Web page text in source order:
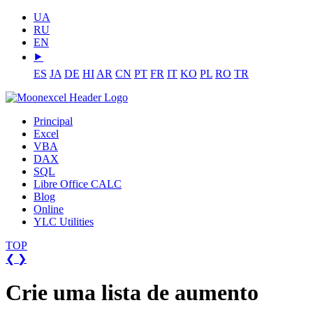
UA
RU
EN
⯈
ES JA DE HI AR CN PT FR IT KO PL RO TR
Principal
Excel
VBA
DAX
SQL
Libre Office CALC
Blog
Online
YLC Utilities
TOP
❮ ❯
Crie uma lista de aumento